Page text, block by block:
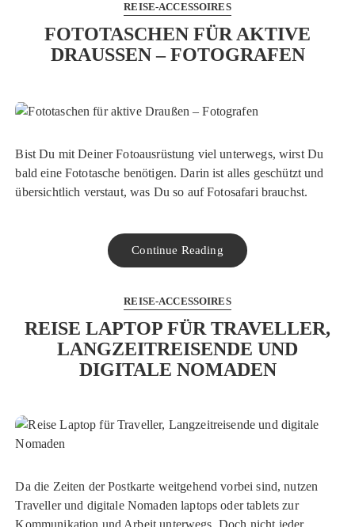
REISE-ACCESSOIRES
FOTOTASCHEN FÜR AKTIVE
DRAUSSEN – FOTOGRAFEN
Bist Du mit Deiner Fotoausrüstung viel unterwegs, wirst Du
bald eine Fototasche benötigen. Darin ist alles geschützt und
übersichtlich verstaut, was Du so auf Fotosafari brauchst.
Continue Reading
REISE-ACCESSOIRES
REISE LAPTOP FÜR TRAVELLER,
LANGZEITREISENDE UND
DIGITALE NOMADEN
Da die Zeiten der Postkarte weitgehend vorbei sind, nutzen
Traveller und digitale Nomaden laptops oder tablets zur
Kommunikation und Arbeit unterwegs. Doch nicht jeder